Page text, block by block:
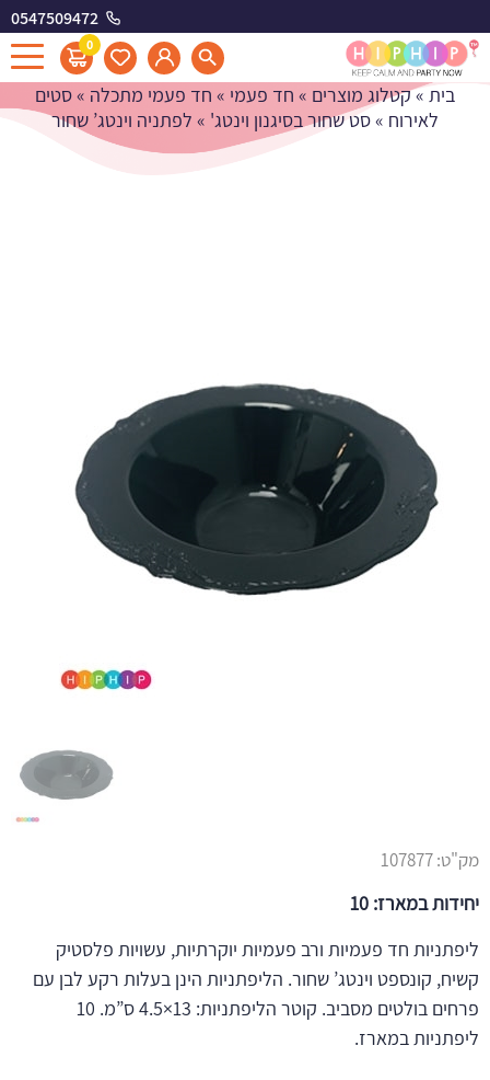
0547509472
0
לפתניה וינטג' שחור
בית»קטלוג מוצרים » חד פעמי » חד פעמי מתכלה »סטים
לאירוח »סט שחור בסיגנון וינטג' » לפתניה וינטג’ שחור
מק"ט:107877
יחידות במארז: 10
ליפתניות חד פעמיות ורב פעמיות יוקרתיות, עשויות פלסטיק
קשיח, קונספט וינטג’ שחור. הליפתניות הינן בעלות רקע לבן עם
פרחים בולטים מסביב. קוטר הליפתניות: 13×4.5 ס”מ. 10
ליפתניות במארז.